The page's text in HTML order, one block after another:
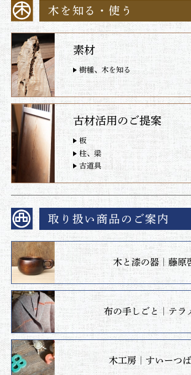
木を知る・使う
素材
樹種、木を知る
古材活用のご提案
板
柱、梁
古道具
取り扱い商品のご案内
木と漆の器｜藤原
布の手しごと｜テラ
木工房｜すいーつ